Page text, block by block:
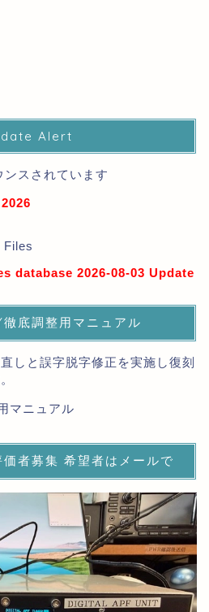
Alert
スされています
Files
database 2026-08-03 Update
底調整用マニュアル
しと誤字脱字修正を実施し復刻
マニュアル
者募集 希望者はメールで